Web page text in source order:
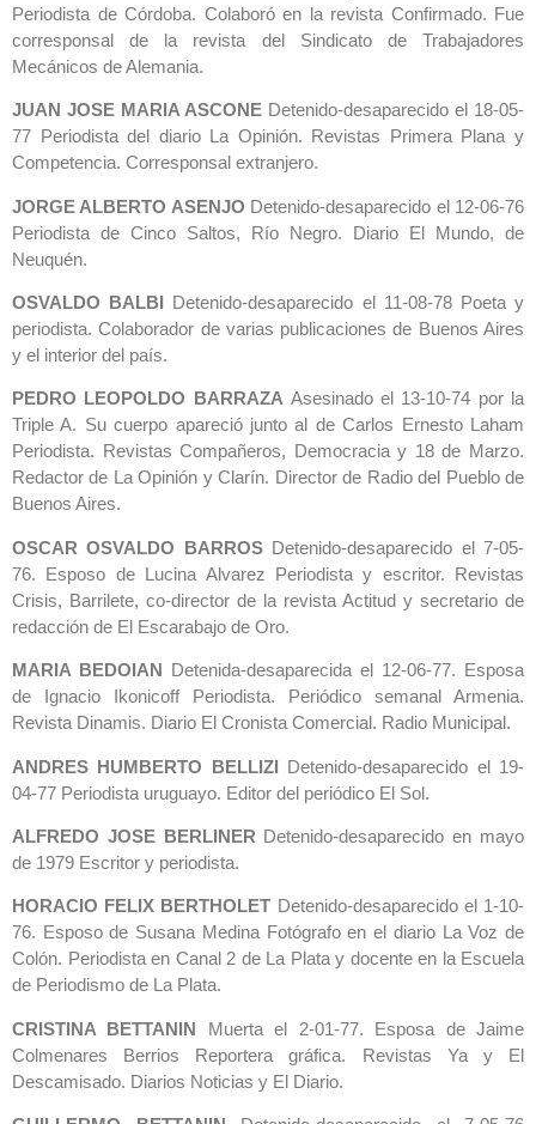
Periodista de Córdoba. Colaboró en la revista Confirmado. Fue
corresponsal de la revista del Sindicato de Trabajadores
Mecánicos de Alemania.
JUAN JOSE MARIA ASCONE Detenido-desaparecido el 18-05-
77 Periodista del diario La Opinión. Revistas Primera Plana y
Competencia. Corresponsal extranjero.
JORGE ALBERTO ASENJO Detenido-desaparecido el 12-06-76
Periodista de Cinco Saltos, Río Negro. Diario El Mundo, de
Neuquén.
OSVALDO BALBI Detenido-desaparecido el 11-08-78 Poeta y
periodista. Colaborador de varias publicaciones de Buenos Aires
y el interior del país.
PEDRO LEOPOLDO BARRAZAAsesinado el 13-10-74 por la
Triple A. Su cuerpo apareció junto al de Carlos Ernesto Laham
Periodista. Revistas Compañeros, Democracia y 18 de Marzo.
Redactor de La Opinión y Clarín. Director de Radio del Pueblo de
Buenos Aires.
OSCAR OSVALDO BARROSDetenido-desaparecido el 7-05-
76. Esposo de Lucina Alvarez Periodista y escritor. Revistas
Crisis, Barrilete, co-director de la revista Actitud y secretario de
redacción de El Escarabajo de Oro.
MARIA BEDOIAN Detenida-desaparecida el 12-06-77. Esposa
de Ignacio Ikonicoff Periodista. Periódico semanal Armenia.
Revista Dinamis. Diario El Cronista Comercial. Radio Municipal.
ANDRES HUMBERTO BELLIZI Detenido-desaparecido el 19-
04-77 Periodista uruguayo. Editor del periódico El Sol.
ALFREDO JOSE BERLINER Detenido-desaparecido en mayo
de 1979 Escritor y periodista.
HORACIO FELIX BERTHOLET Detenido-desaparecido el 1-10-
76. Esposo de Susana Medina Fotógrafo en el diario La Voz de
Colón. Periodista en Canal 2 de La Plata y docente en la Escuela
de Periodismo de La Plata.
CRISTINA BETTANIN Muerta el 2-01-77. Esposa de Jaime
Colmenares Berrios Reportera gráfica. Revistas Ya y El
Descamisado. Diarios Noticias y El Diario.